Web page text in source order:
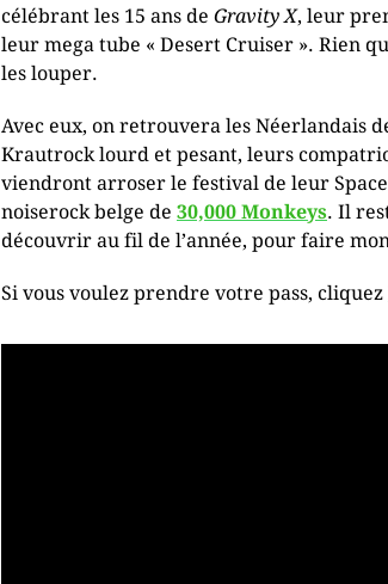
célébrant les 15 ans de Gravity X, leur
leur mega tube « Desert Cruiser ». Rien
les louper.
Avec eux, on retrouvera les Néerlandais
Krautrock lourd et pesant, leurs
viendront arroser le festival de leur
noiserock belge de 30,000 Monkeys. Il
découvrir au fil de l’année, pour faire
Si vous voulez prendre votre pass, cliquez